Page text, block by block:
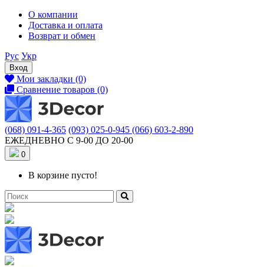
О компании
Доставка и оплата
Возврат и обмен
Рус Укр
Вход
Мои закладки (0)
Сравнение товаров (0)
(068) 091-4-365 (093) 025-0-945 (066) 603-2-890
ЕЖЕДНЕВНО С 9-00 ДО 20-00
0
В корзине пусто!